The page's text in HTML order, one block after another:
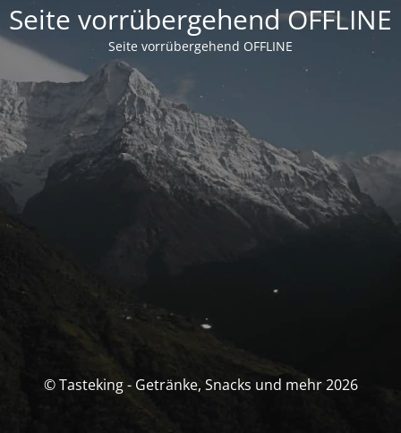
Seite vorrübergehend OFFLINE
Seite vorrübergehend OFFLINE
© Tasteking - Getränke, Snacks und mehr 2026